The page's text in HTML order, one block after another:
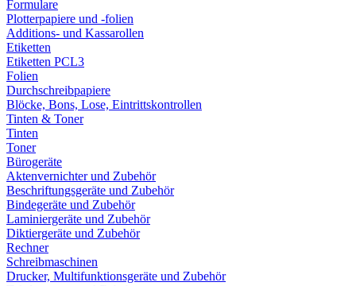
Formulare
Plotterpapiere und -folien
Additions- und Kassarollen
Etiketten
Etiketten PCL3
Folien
Durchschreibpapiere
Blöcke, Bons, Lose, Eintrittskontrollen
Tinten & Toner
Tinten
Toner
Bürogeräte
Aktenvernichter und Zubehör
Beschriftungsgeräte und Zubehör
Bindegeräte und Zubehör
Laminiergeräte und Zubehör
Diktiergeräte und Zubehör
Rechner
Schreibmaschinen
Drucker, Multifunktionsgeräte und Zubehör